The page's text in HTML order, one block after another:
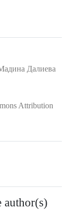
Далиева
Attribution
author(s)